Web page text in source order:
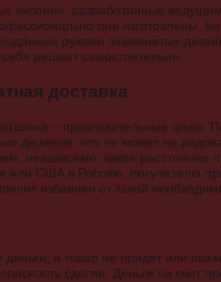
«копии», разработанные
они изготовлены.
руками знаменитых
решает самостоятельно.
доставка
– привлекательные цены.
дешевле, что не может не
независимо, какое
или США в Россию, покупателю
избавлен от такой
деньги, а товар не придет или
сделки. Деньги на счет